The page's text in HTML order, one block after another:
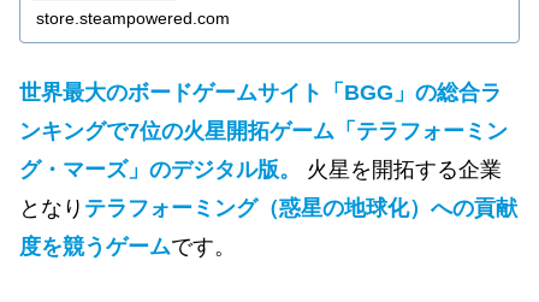
store.steampowered.com
世界最大のボードゲームサイト「BGG」の総合ラ
ンキングで7位の火星開拓ゲーム「テラフォーミン
グ・マーズ」のデジタル版。
火星を開拓する企業
となり テラフォーミング（惑星の地球化）への貢献
度を競うゲームです。